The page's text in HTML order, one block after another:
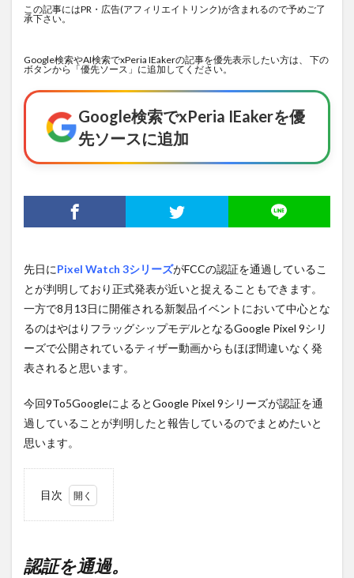
この記事にはPR・広告(アフィリエイトリンク)が含まれるので予めご了
承下さい。
Google検索やAI検索でxPeria IEakerの記事を優先表示したい方は、 下の
ボタンから「優先ソース」に追加してください。
Google検索でxPeria IEakerを優
先ソースに追加
先日にPixel Watch 3シリーズがFCCの認証を通過しているこ
とが判明しており正式発表が近いと捉えることもできます。
一方で8月13日に開催される新製品イベントにおいて中心とな
るのはやはりフラッグシップモデルとなるGoogle Pixel 9シリ
ーズで公開されているティザー動画からもほぼ間違いなく発
表されると思います。
今回9To5GoogleによるとGoogle Pixel 9シリーズが認証を通
過していることが判明したと報告しているのでまとめたいと
思います。
目次
過。
認証を通過。